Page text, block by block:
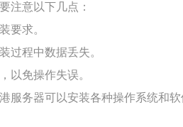
注意以下几点：
要求。
过程中数据丢失。
以免操作失误。
服务器可以安装各种操作系统和